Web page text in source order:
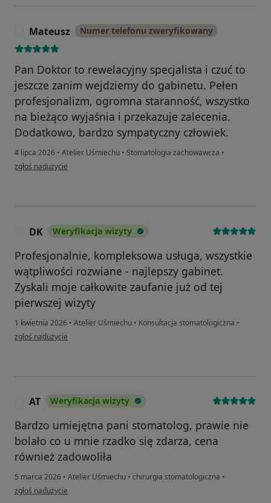
Mateusz Numer telefonu zweryfikowany
Pan Doktor to rewelacyjny specjalista i czuć to
jeszcze zanim wejdziemy do gabinetu. Pełen
profesjonalizm, ogromna staranność, wszystko
na bieżąco wyjaśnia i przekazuje zalecenia.
Dodatkowo, bardzo sympatyczny człowiek.
4 lipca 2026 • Atelier Uśmiechu • Stomatologia zachowawcza •
w opinii użytkownika Mateusz
zgłoś nadużycie
DK Weryfikacja wizyty
Profesjonalnie, kompleksowa usługa, wszystkie
wątpliwości rozwiane - najlepszy gabinet.
Zyskali moje całkowite zaufanie już od tej
pierwszej wizyty
1 kwietnia 2026 • Atelier Uśmiechu • Konsultacja stomatologiczna •
w opinii użytkownika DK
zgłoś nadużycie
AT Weryfikacja wizyty
Bardzo umiejętna pani stomatolog, prawie nie
bolało co u mnie rzadko się zdarza, cena
również zadowoliła
5 marca 2026 • Atelier Uśmiechu • chirurgia stomatologiczna •
w opinii użytkownika AT
zgłoś nadużycie